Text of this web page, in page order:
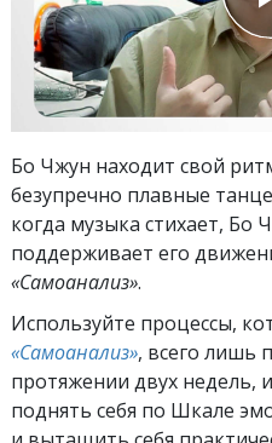
Бо Чжун находит свой
безупречно плавные
когда музыка стихает, Бо
поддерживает его
«Самоанализ».
Используйте процессы,
«Самоанализ», всего лишь
протяжении двух недель,
поднять себя по Шкале